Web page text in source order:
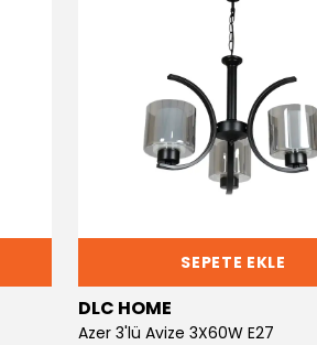
SEPETE EKLE
DLC HOME
Azer 3'lü Avize 3X60W E27